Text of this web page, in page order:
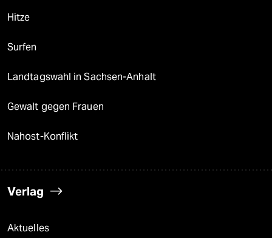
Hitze
Surfen
Landtagswahl in Sachsen-Anhalt
Gewalt gegen Frauen
Nahost-Konflikt
Verlag
Aktuelles